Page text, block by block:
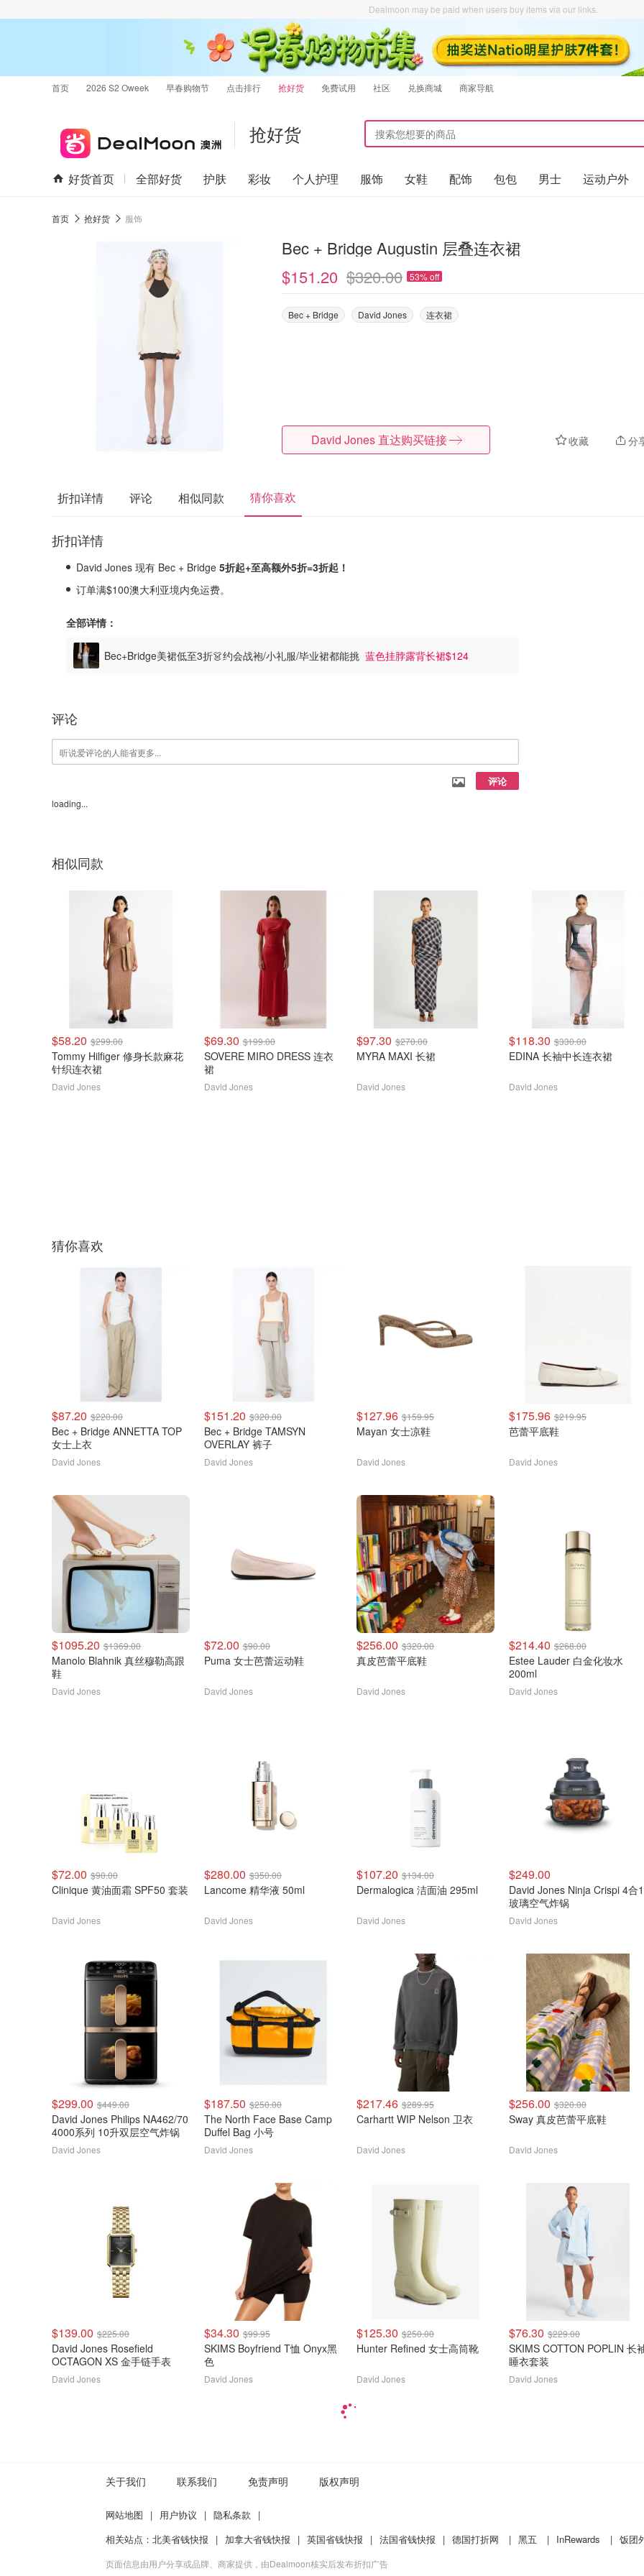
Dealmoon may be paid when users buy items via our links.
首页 2026 S2 Oweek 早春购物节 点击排行 抢好货 免费试用 社区 兑换商城 商家导航
抢好货
好货首页 全部好货 护肤 彩妆 个人护理 服饰 女鞋 配饰 包包 男士 运动户外
首页 抢好货 服饰
Bec + Bridge Augustin 层叠连衣裙
$151.20 $320.00 53% off
Bec + Bridge David Jones 连衣裙
收藏 分
David Jones 直达购买链接
折扣详情 评论 相似同款 猜你喜欢
折扣详情
David Jones 现有 Bec + Bridge 5折起+至高额外5折=3折起！
订单满$100澳大利亚境内免运费。
全部详情：
Bec+Bridge美裙低至3折👗约会战袍/小礼服/毕业裙都能挑 蓝色挂脖露背长裙$124
评论
评论
loading...
相似同款
$58.20 $299.00
Tommy Hilfiger 修身长款麻花
针织连衣裙
David Jones
$69.30 $199.00
SOVERE MIRO DRESS 连衣
裙
David Jones
$97.30 $270.00
MYRA MAXI 长裙
David Jones
$118.30 $330.00
EDINA 长袖中长连衣裙
David Jones
猜你喜欢
$87.20 $220.00
Bec + Bridge ANNETTA TOP
女士上衣
David Jones
$151.20 $320.00
Bec + Bridge TAMSYN
OVERLAY 裤子
David Jones
$127.96 $159.95
Mayan 女士凉鞋
David Jones
$175.96 $219.95
芭蕾平底鞋
David Jones
$1095.20 $1369.00
Manolo Blahnik 真丝穆勒高跟
鞋
David Jones
$72.00 $90.00
Puma 女士芭蕾运动鞋
David Jones
$256.00 $320.00
真皮芭蕾平底鞋
David Jones
$214.40 $268.00
Estee Lauder 白金化妆水
200ml
David Jones
$72.00 $90.00
Clinique 黄油面霜 SPF50 套装
David Jones
$280.00 $350.00
Lancome 精华液 50ml
David Jones
$107.20 $134.00
Dermalogica 洁面油 295ml
David Jones
$249.00
David Jones Ninja Crispi 4合1
玻璃空气炸锅
David Jones
$299.00 $449.00
David Jones Philips NA462/70
4000系列 10升双层空气炸锅
David Jones
$187.50 $250.00
The North Face Base Camp
Duffel Bag 小号
David Jones
$217.46 $289.95
Carhartt WIP Nelson 卫衣
David Jones
$256.00 $320.00
Sway 真皮芭蕾平底鞋
David Jones
$139.00 $225.00
David Jones Rosefield
OCTAGON XS 金手链手表
David Jones
$34.30 $99.95
SKIMS Boyfriend T恤 Onyx黑
色
David Jones
$125.30 $250.00
Hunter Refined 女士高筒靴
David Jones
$76.30 $229.00
SKIMS COTTON POPLIN 长
睡衣套装
David Jones
关于我们 联系我们 免责声明 版权声明
网站地图 | 用户协议 | 隐私条款
|
相关站点： 北美省钱快报 | 加拿大省钱快报 | 英国省钱快报 | 法国省钱快报 | 德国打折网 | 黑五 | InRewards | 饭团
页面信息由用户分享或品牌、商家提供，由Dealmoon核实后发布折扣广告